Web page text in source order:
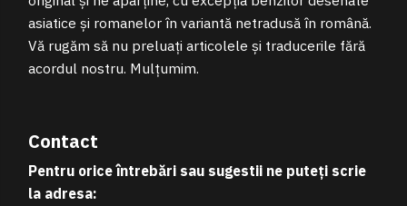
asiatice și romanelor în variantă netradusă în română.
Vă rugăm să nu preluați articolele și traducerile fără
acordul nostru. Mulțumim.
Contact
Pentru orice întrebări sau sugestii ne puteți scrie
la adresa: